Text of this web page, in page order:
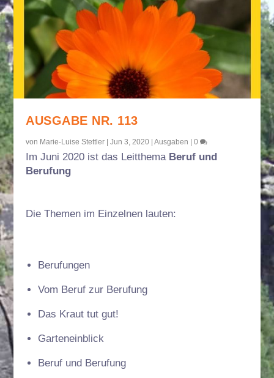
AUSGABE NR. 113
von Marie-Luise Stettler |Jun 3, 2020 |Ausgaben |0
Im Juni 2020 ist das Leitthema Beruf und
Berufung
Die Themen im Einzelnen lauten:
Berufungen
Vom Beruf zur Berufung
Das Kraut tut gut!
Garteneinblick
Beruf und Berufung